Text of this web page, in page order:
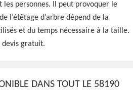
à fait
les personnes. Il peut provoquer le
l’étêtage d’arbre dépend de la
et du temps nécessaire à la taille.
devis gratuit.
DANS TOUT LE 58190